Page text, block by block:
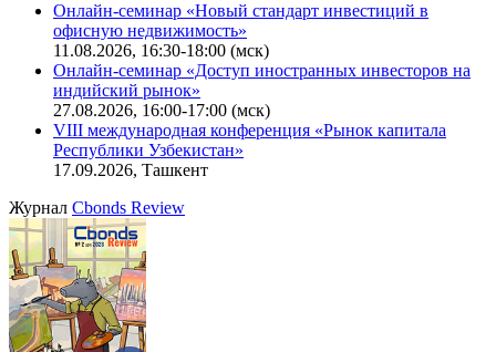
Онлайн-семинар «Новый стандарт инвестиций в
офисную недвижимость»
11.08.2026, 16:30-18:00 (мск)
Онлайн-семинар «Доступ иностранных инвесторов на
индийский рынок»
27.08.2026, 16:00-17:00 (мск)
VIII международная конференция «Рынок капитала
Республики Узбекистан»
17.09.2026, Ташкент
Журнал Cbonds Review